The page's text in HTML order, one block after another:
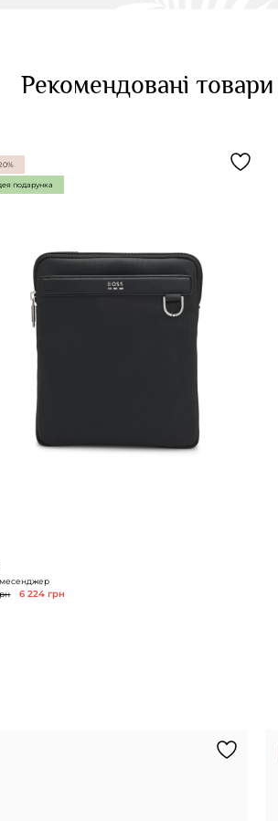
Рекомендовані товари
подарунка
6 224 грн